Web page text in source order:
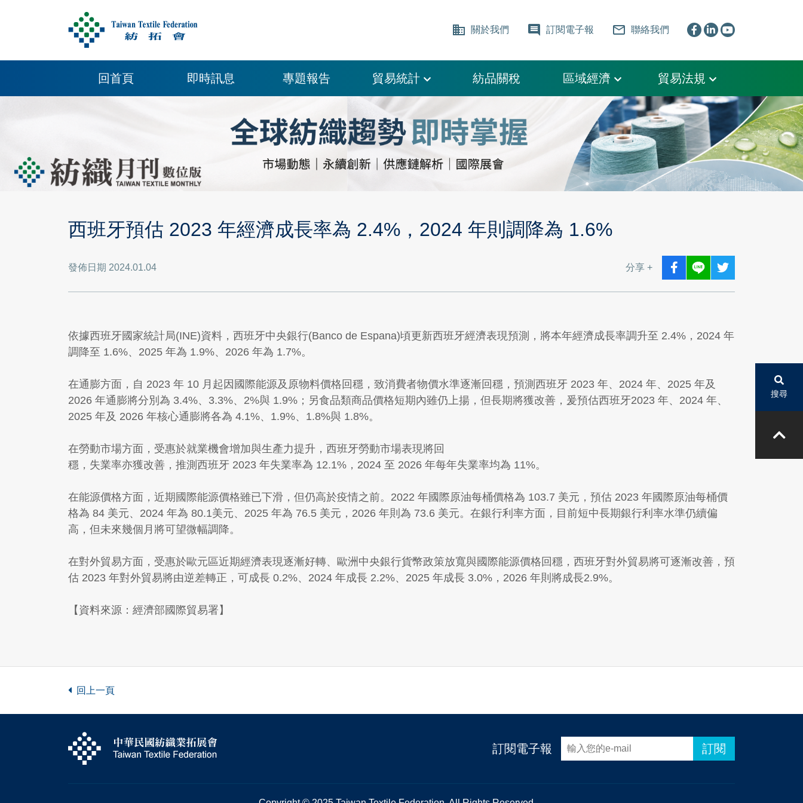
西班牙預估 2023 年經濟成長率為 2.4%，2024 年則調降為 1.6%
發佈日期 2024.01.04 分享 +
依據西班牙國家統計局(INE)資料，西班牙中央銀行(Banco de Espana)頃更新西班牙經濟表現預測，將本年經濟成長率調升至 2.4%，2024 年
調降至 1.6%、2025 年為 1.9%、2026 年為 1.7%。
在通膨方面，自 2023 年 10 月起因國際能源及原物料價格回穩，致消費者物價水準逐漸回穩，預測西班牙 2023 年、2024 年、2025 年及
2026 年通膨將分別為 3.4%、3.3%、2%與 1.9%；另食品類商品價格短期內雖仍上揚，但長期將獲改善，爰預估西班牙2023 年、2024 年、
2025 年及 2026 年核心通膨將各為 4.1%、1.9%、1.8%與 1.8%。
在勞動市場方面，受惠於就業機會增加與生產力提升，西班牙勞動市場表現將回
穩，失業率亦獲改善，推測西班牙 2023 年失業率為 12.1%，2024 至 2026 年每年失業率均為 11%。
在能源價格方面，近期國際能源價格雖已下滑，但仍高於疫情之前。2022 年國際原油每桶價格為 103.7 美元，預估 2023 年國際原油每桶價
格為 84 美元、2024 年為 80.1美元、2025 年為 76.5 美元，2026 年則為 73.6 美元。在銀行利率方面，目前短中長期銀行利率水準仍續偏
高，但未來幾個月將可望微幅調降。
在對外貿易方面，受惠於歐元區近期經濟表現逐漸好轉、歐洲中央銀行貨幣政策放寬與國際能源價格回穩，西班牙對外貿易將可逐漸改善，預
估 2023 年對外貿易將由逆差轉正，可成長 0.2%、2024 年成長 2.2%、2025 年成長 3.0%，2026 年則將成長2.9%。
【資料來源：經濟部國際貿易署】
回上一頁
訂閱電子報 訂閱
business 關於我們 comment 訂閱電子報 mail_outline 聯絡我們
回首頁 即時訊息 專題報告 貿易統計 紡品關稅 區域經濟 貿易法規
搜尋